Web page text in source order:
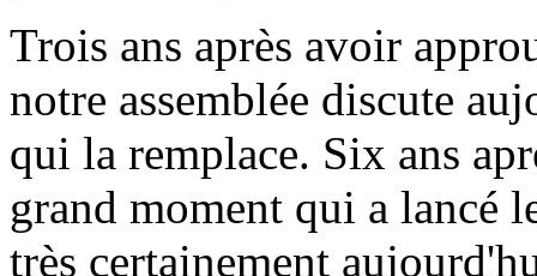
Trois ans après avoir
notre assemblée discute
qui la remplace. Six ans
grand moment qui a lancé
très certainement